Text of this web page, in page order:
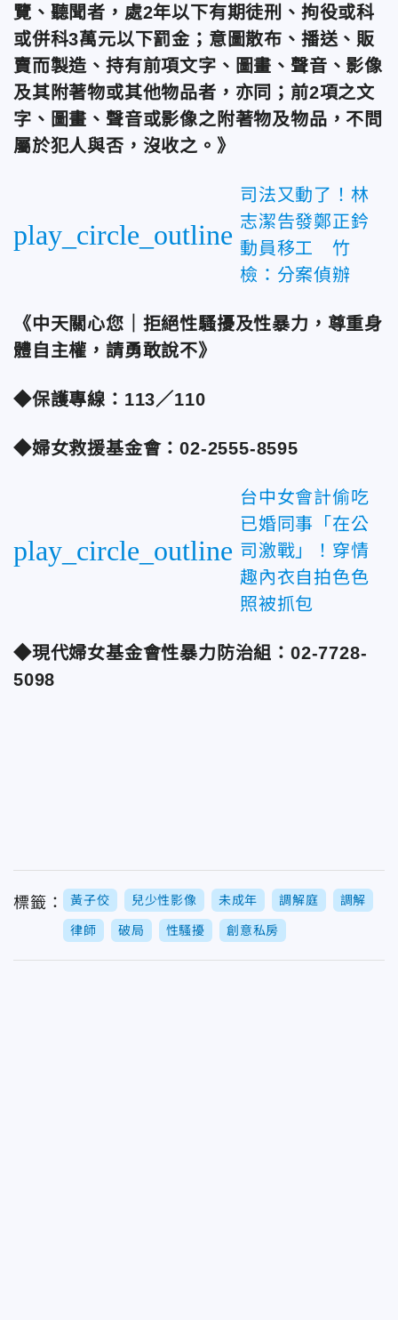
覽、聽聞者，處2年以下有期徒刑、拘役或科
或併科3萬元以下罰金；意圖散布、播送、販
賣而製造、持有前項文字、圖畫、聲音、影像
及其附著物或其他物品者，亦同；前2項之文
字、圖畫、聲音或影像之附著物及物品，不問
屬於犯人與否，沒收之。》
play_circle_outline
司法又動了！林
志潔告發鄭正鈐
動員移工 竹
檢：分案偵辦
《中天關心您｜拒絕性騷擾及性暴力，尊重身
體自主權，請勇敢說不》
◆保護專線：113／110
◆婦女救援基金會：02-2555-8595
play_circle_outline
台中女會計偷吃
已婚同事「在公
司激戰」！穿情
趣內衣自拍色色
照被抓包
◆現代婦女基金會性暴力防治組：02-7728-
5098
標籤： 黃子佼 兒少性影像 未成年 調解庭 調解
律師 破局 性騷擾 創意私房